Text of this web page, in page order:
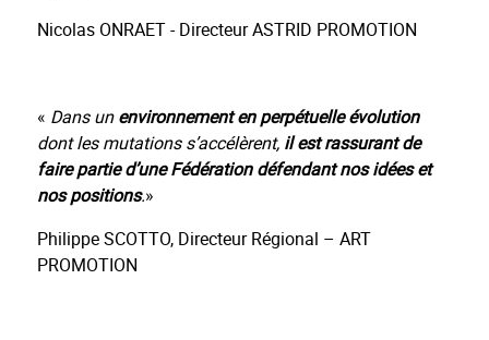
Nicolas ONRAET - Directeur ASTRID PROMOTION
« Dans unenvironnement en perpétuelle évolution
dont les mutations s’accélèrent, il est rassurant de
faire partie d’une Fédération défendant nos idées et
nos positions.»
Philippe SCOTTO, Directeur Régional – ART
PROMOTION